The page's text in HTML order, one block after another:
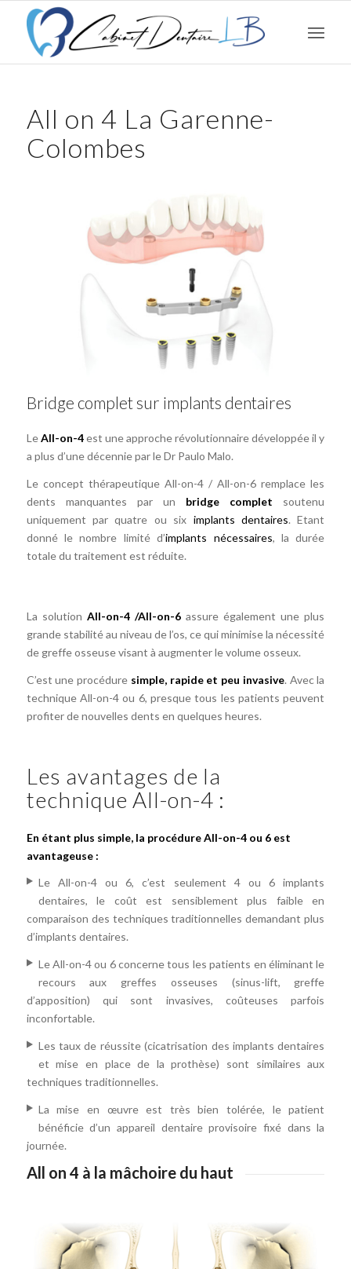
All on 4 La Garenne-
Colombes
Bridge complet sur implants dentaires
LeAll-on-4est une approche révolutionnaire développée il y
a plus d’une décennie par le Dr Paulo Malo.
Le concept thérapeutique All-on-4 / All-on-6 remplace les
dents manquantes par un bridge complet soutenu
uniquement par quatre ou six implants dentaires. Etant
donné le nombre limité d’implants nécessaires, la durée
totale du traitement est réduite.
La solution All-on-4 /All-on-6assure également une plus
grande stabilité au niveau de l’os, ce qui minimise la nécessité
de greffe osseuse visant à augmenter le volume osseux.
C’est une procédure simple, rapide et peu invasive. Avec la
technique All-on-4 ou 6, presque tous les patients peuvent
profiter de nouvelles dents en quelques heures.
Les avantages de la
technique All-on-4 :
En étant plus simple, la procédure All-on-4 ou 6 est
avantageuse :
Le All-on-4 ou 6, c’est seulement 4 ou 6 implants
dentaires, le coût est sensiblement plus faible en
comparaison des techniques traditionnelles demandant plus
d’implants dentaires.
Le All-on-4 ou 6 concerne tous les patients en éliminant le
recours aux greffes osseuses (sinus-lift, greffe
d’apposition) qui sont invasives, coûteuses parfois
inconfortable.
Les taux de réussite (cicatrisation des implants dentaires
et mise en place de la prothèse) sont similaires aux
techniques traditionnelles.
La mise en œuvre est très bien tolérée, le patient
bénéficie d’un appareil dentaire provisoire fixé dans la
journée.
All on 4 à la mâchoire du haut